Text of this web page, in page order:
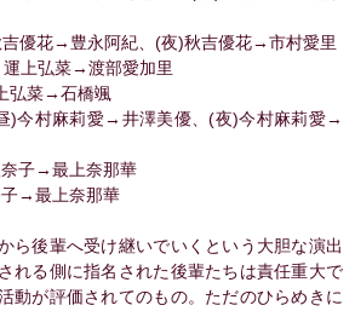
優花→豊永阿紀、(夜)秋吉優花→市村愛里
上弘菜→渡部愛加里
弘菜→石橋颯
)今村麻莉愛→井澤美優、(夜)今村麻莉愛→
子→最上奈那華
→最上奈那華
ら後輩へ受け継いでいくという大胆な演出
れる側に指名された後輩たちは責任重大で
動が評価されてのもの。ただのひらめきに